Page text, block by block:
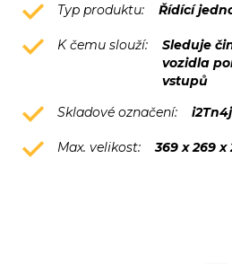
Typ produktu: Řídící
K čemu slouží:
Sleduje
vozidla
vstupů
Skladové označení:
Max. velikost: 369 x 269